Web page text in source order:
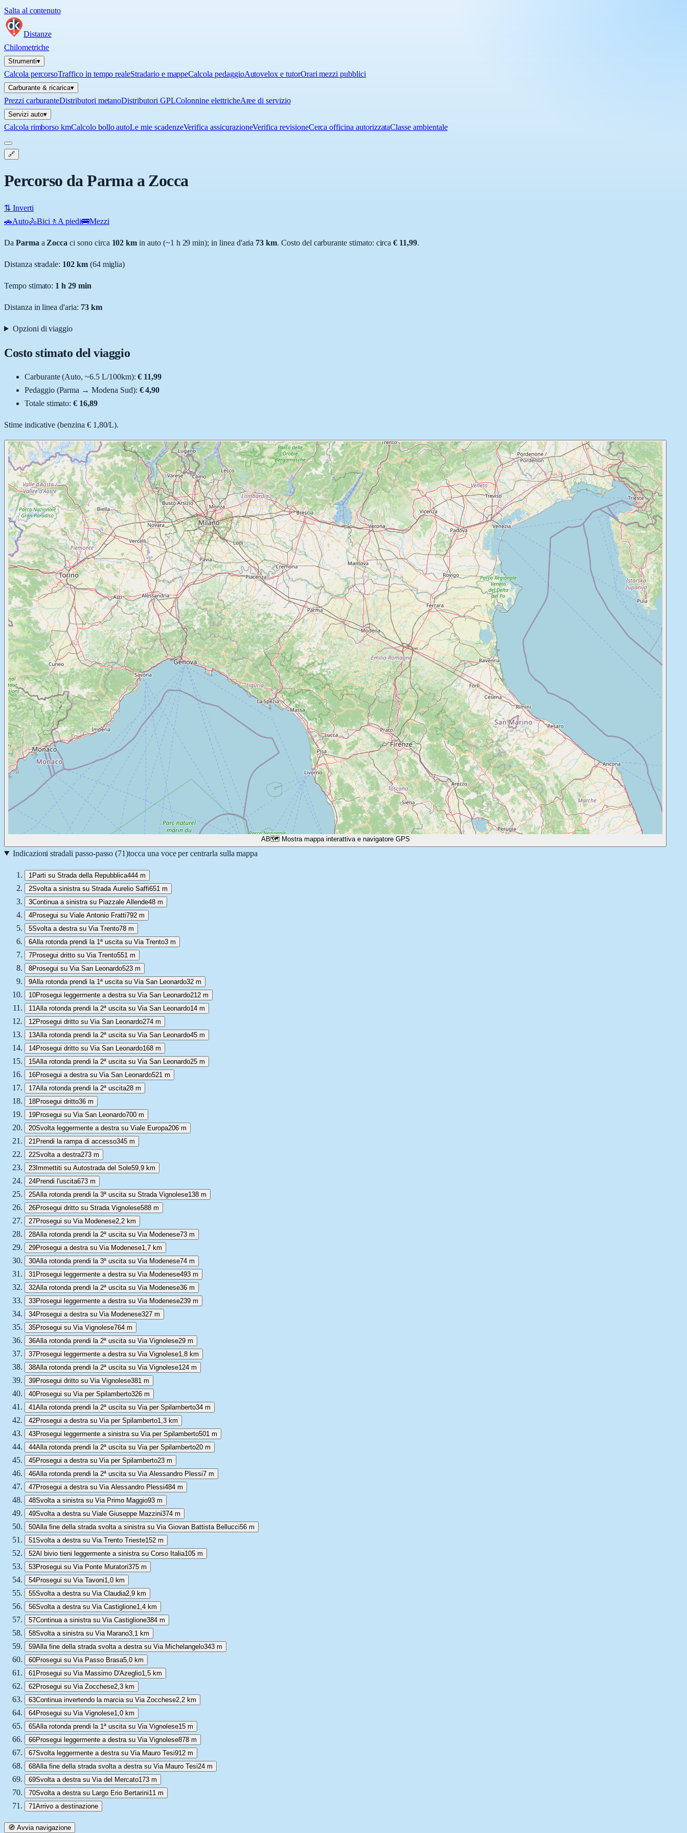
Salta al contenuto
Distanze
Chilometriche
Strumenti▾
Calcola percorsoTraffico in tempo realeStradario e mappeCalcola pedaggioAutovelox e tutorOrari mezzi pubblici
Carburante & ricarica▾
Prezzi carburanteDistributori metanoDistributori GPLColonnine elettricheAree di servizio
Servizi auto▾
Calcola rimborso kmCalcolo bollo autoLe mie scadenzeVerifica assicurazioneVerifica revisioneCerca officina autorizzataClasse ambientale
🔗
Percorso da Parma a Zocca
⇅ Inverti
🚗Auto🚴Bici 🚶 A piedi🚌Mezzi
Da Parma a Zocca ci sono circa 102 km in auto (~1 h 29 min); in linea d'aria 73 km. Costo del carburante stimato: circa € 11,99.
Distanza stradale: 102km (64miglia)
Tempo stimato: 1 h 29 min
Distanza in linea d'aria: 73km
Opzioni di viaggio
Costo stimato del viaggio
Carburante (Auto, ~6.5 L/100km): € 11,99
Pedaggio (Parma →Modena Sud): € 4,90
Totale stimato:€ 16,89
Stime indicative (benzina € 1,80/L).
AB🗺️ Mostra mappa interattiva e navigatore GPS
Indicazioni stradali passo-passo (71)tocca una voce per centrarla sulla mappa
1 Parti su Strada della Repubblica444 m
2Svolta a sinistra su Strada Aurelio Saffi651 m
3Continua a sinistra su Piazzale Allende48 m
4Prosegui su Viale Antonio Fratti792 m
5Svolta a destra su Via Trento78 m
6Alla rotonda prendi la 1ª uscita su Via Trento3 m
7Prosegui dritto su Via Trento551 m
8Prosegui su Via San Leonardo523 m
9Alla rotonda prendi la 1ª uscita su Via San Leonardo32 m
10Prosegui leggermente a destra su Via San Leonardo212 m
11Alla rotonda prendi la 2ª uscita su Via San Leonardo14 m
12Prosegui dritto su Via San Leonardo274 m
13Alla rotonda prendi la 2ª uscita su Via San Leonardo45 m
14Prosegui dritto su Via San Leonardo168 m
15Alla rotonda prendi la 2ª uscita su Via San Leonardo25 m
16Prosegui a destra su Via San Leonardo521 m
17Alla rotonda prendi la 2ª uscita28 m
18Prosegui dritto36 m
19Prosegui su Via San Leonardo700 m
20Svolta leggermente a destra su Viale Europa206 m
21 Prendi la rampa di accesso345 m
22Svolta a destra273 m
23Immettiti su Autostrada del Sole59,9 km
24Prendi l'uscita673 m
25Alla rotonda prendi la 3ª uscita su Strada Vignolese138 m
26Prosegui dritto su Strada Vignolese588 m
27Prosegui su Via Modenese2,2 km
28Alla rotonda prendi la 2ª uscita su Via Modenese73 m
29Prosegui a destra su Via Modenese1,7 km
30Alla rotonda prendi la 3ª uscita su Via Modenese74 m
31 Prosegui leggermente a destra su Via Modenese493 m
32Alla rotonda prendi la 2ª uscita su Via Modenese36 m
33Prosegui leggermente a destra su Via Modenese239 m
34Prosegui a destra su Via Modenese327 m
35Prosegui su Via Vignolese764 m
36Alla rotonda prendi la 2ª uscita su Via Vignolese29 m
37Prosegui leggermente a destra su Via Vignolese1,8 km
38Alla rotonda prendi la 2ª uscita su Via Vignolese124 m
39Prosegui dritto su Via Vignolese381 m
40Prosegui su Via per Spilamberto326 m
41Alla rotonda prendi la 2ª uscita su Via per Spilamberto34 m
42Prosegui a destra su Via per Spilamberto1,3 km
43Prosegui leggermente a sinistra su Via per Spilamberto501 m
44Alla rotonda prendi la 2ª uscita su Via per Spilamberto20 m
45Prosegui a destra su Via per Spilamberto23 m
46Alla rotonda prendi la 2ª uscita su Via Alessandro Plessi7 m
47Prosegui a destra su Via Alessandro Plessi484 m
48Svolta a sinistra su Via Primo Maggio93 m
49Svolta a destra su Viale Giuseppe Mazzini374 m
50Alla fine della strada svolta a sinistra su Via Giovan Battista Bellucci56 m
51Svolta a destra su Via Trento Trieste152 m
52Al bivio tieni leggermente a sinistra su Corso Italia105 m
53Prosegui su Via Ponte Muratori375 m
54Prosegui su Via Tavoni1,0 km
55Svolta a destra su Via Claudia2,9 km
56Svolta a destra su Via Castiglione1,4 km
57Continua a sinistra su Via Castiglione384 m
58Svolta a sinistra su Via Marano3,1 km
59Alla fine della strada svolta a destra su Via Michelangelo343 m
60Prosegui su Via Passo Brasa5,0 km
61 Prosegui su Via Massimo D'Azeglio1,5 km
62Prosegui su Via Zocchese2,3 km
63Continua invertendo la marcia su Via Zocchese2,2 km
64Prosegui su Via Vignolese1,0 km
65Alla rotonda prendi la 1ª uscita su Via Vignolese15 m
66Prosegui leggermente a destra su Via Vignolese878 m
67Svolta leggermente a destra su Via Mauro Tesi912 m
68Alla fine della strada svolta a destra su Via Mauro Tesi24 m
69Svolta a destra su Via del Mercato173 m
70Svolta a destra su Largo Erio Bertarini11 m
71Arrivo a destinazione
🧭 Avvia navigazione